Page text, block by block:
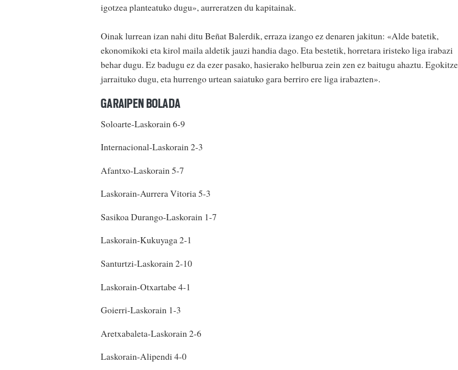
igotzea planteatuko dugu», aurreratzen du kapitainak.
Oinak lurrean izan nahi ditu Beñat Balerdik, erraza izango ez denaren jakitun: «Alde batetik,
ekonomikoki eta kirol maila aldetik jauzi handia dago. Eta bestetik, horretara iristeko liga irabazi
behar dugu. Ez badugu ez da ezer pasako, hasierako helburua zein zen ez baitugu ahaztu.
jarraituko dugu, eta hurrengo urtean saiatuko gara berriro ere liga irabazten».
GARAIPEN BOLADA
Soloarte-Laskorain 6-9
Internacional-Laskorain 2-3
Afantxo-Laskorain 5-7
Laskorain-Aurrera Vitoria 5-3
Sasikoa Durango-Laskorain 1-7
Laskorain-Kukuyaga 2-1
Santurtzi-Laskorain 2-10
Laskorain-Otxartabe 4-1
Goierri-Laskorain 1-3
Aretxabaleta-Laskorain 2-6
Laskorain-Alipendi 4-0